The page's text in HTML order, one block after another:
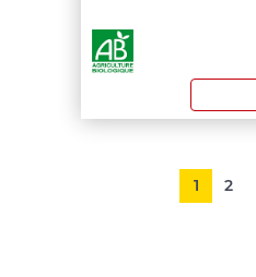
commande:
0€
Pagination1 2